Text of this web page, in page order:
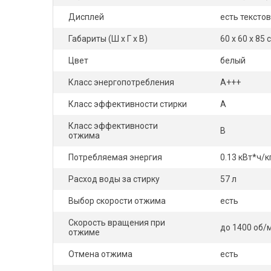
Дисплей есть
Габариты (Ш x Г x В) 60 x 60 x 85
Цвет белый
Класс энергопотребления A+++
Класс эффективности стирки A
Класс эффективности
отжима
B
Потребляемая энергия 0.13 кВт*ч/
Расход воды за стирку 57 л
Выбор скорости отжима есть
Скорость вращения при
отжиме
до 1400 об/
Отмена отжима есть